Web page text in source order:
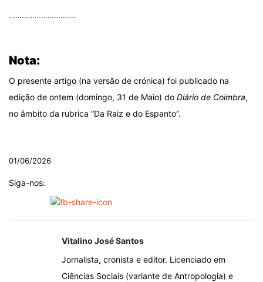
………………………….
Nota:
O presente artigo (na versão de crónica) foi publicado na
edição de ontem (domingo, 31 de Maio) do Diário de Coimbra,
no âmbito da rubrica “Da Raiz e do Espanto”.
01/06/2026
Siga-nos:
Vitalino José Santos
Jornalista, cronista e editor. Licenciado em
Ciências Sociais (variante de Antropologia) e